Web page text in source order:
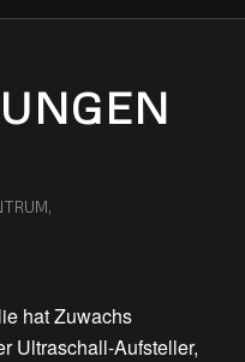
,
hat Zuwachs
Ultraschall-Aufsteller,